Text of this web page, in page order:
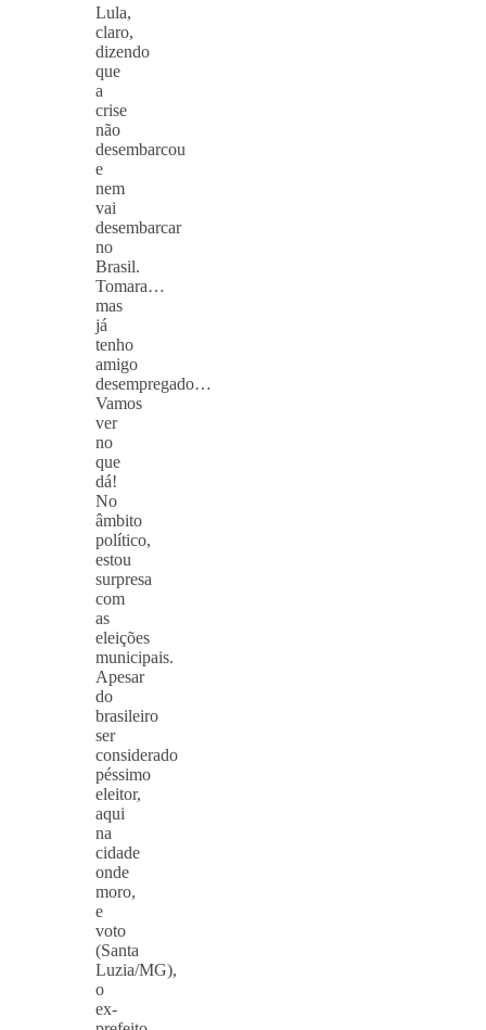
Lula,
claro,
dizendo
que
a
crise
não
desembarcou
e
nem
vai
desembarcar
no
Brasil.
Tomara…
mas
já
tenho
amigo
desempregado…
Vamos
ver
no
que
dá!
No
âmbito
político,
estou
surpresa
com
as
eleições
municipais.
Apesar
do
brasileiro
ser
considerado
péssimo
eleitor,
aqui
na
cidade
onde
moro,
e
voto
(Santa
Luzia/MG),
o
ex-